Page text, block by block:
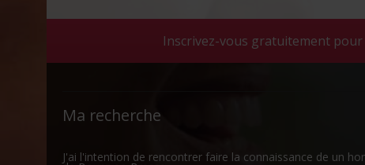
Inscrivez-vous gratuitement
Ma recherche
J'ai l'intention de rencontrer faire la connaissance de un